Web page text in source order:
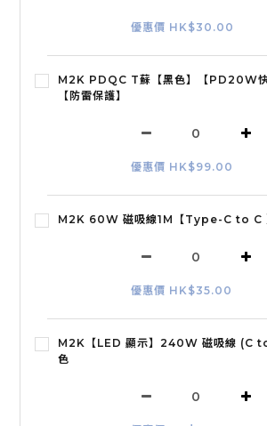
優惠價 HK$30.00
M2K PDQC T蘇【黑色】【PD20W
【防雷保護】
優惠價 HK$99.00
M2K 60W 磁吸線1M【Type-C to C
優惠價 HK$35.00
M2K【LED 顯示】240W 磁吸線 (C
色